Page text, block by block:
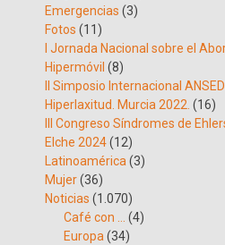
Emergencias (3)
Fotos (11)
I Jornada Nacional sobre el
Hipermóvil (8)
II Simposio Internacional
Hiperlaxitud. Murcia 2022. (16)
III Congreso Síndromes de
Elche 2024(12)
Latinoamérica (3)
Mujer(36)
Noticias (1.070)
Café con …
(4)
Europa (34)